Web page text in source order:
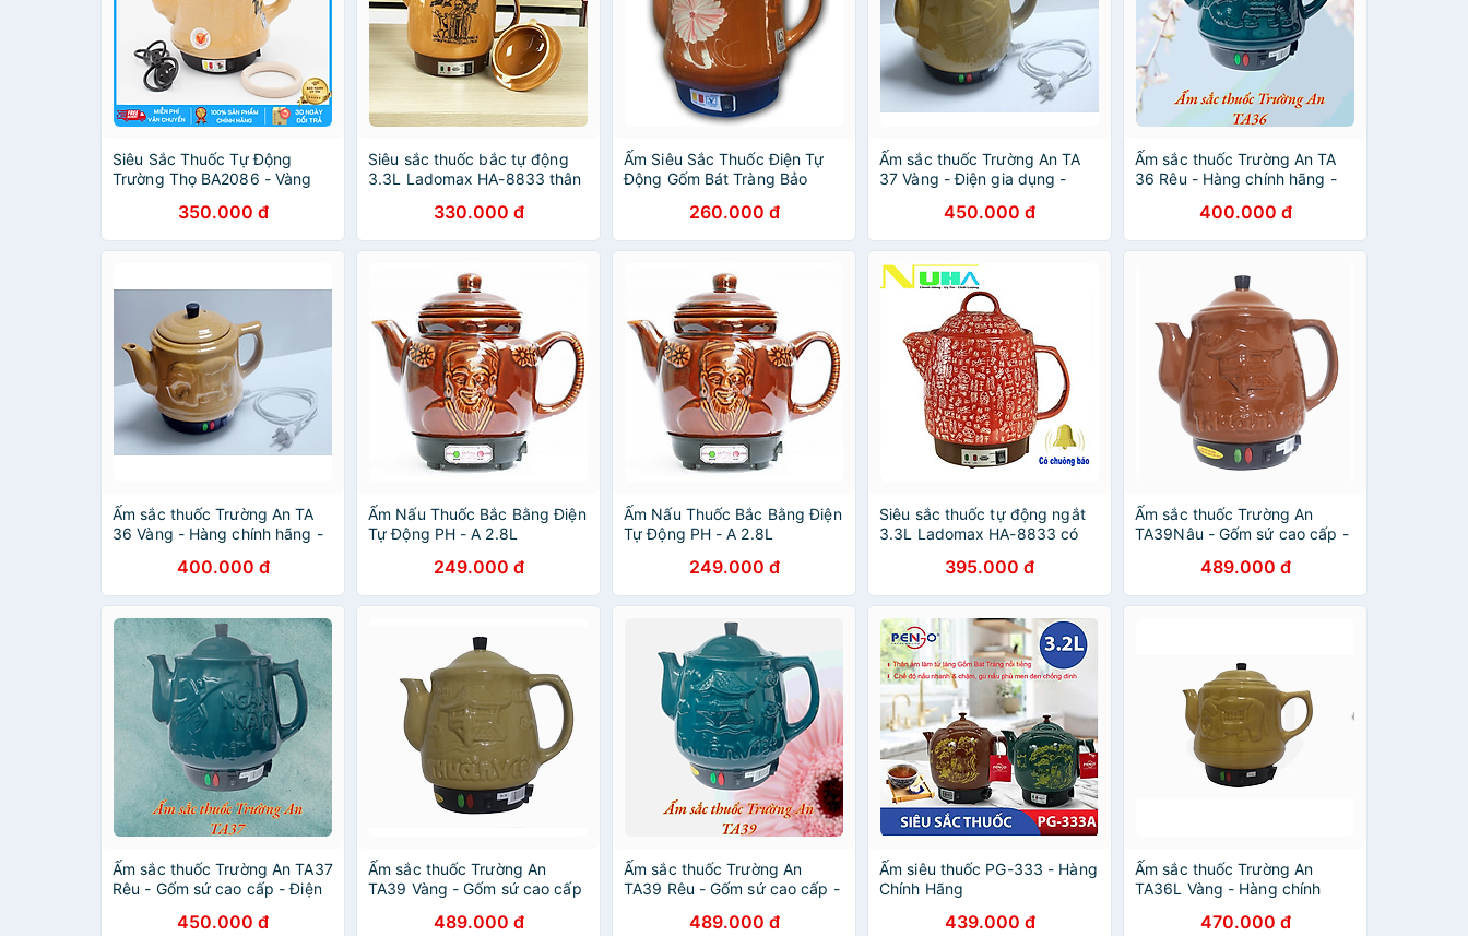
Siêu Sắc Thuốc Tự Động
Trường Thọ BA2086 - Vàng
350.000 đ
Siêu sắc thuốc bắc tự động
3.3L Ladomax HA-8833 thân
chính hãng330.000 đ
Ấm Siêu Sắc Thuốc Điện Tự
Động Gốm Bát Tràng Bảo
368T (5 lít) - Màu Ngẫu Nhiên
- Hàng Chính Hãng
260.000 đ
Ấm sắc thuốc Trường An TA
37 Vàng - Điện gia dụng -
450.000 đ
Ấm sắc thuốc Trường An TA
36 Rêu - Hàng chính hãng -
dụng - Siêu thuốc
400.000 đ
Ấm sắc thuốc Trường An TA
36 Vàng - Hàng chính hãng -
dụng - Siêu thuốc
400.000 đ
Ấm Nấu Thuốc Bắc Bằng Điện
Tự Động PH - A 2.8L
249.000 đ
Ấm Nấu Thuốc Bắc Bằng Điện
Tự Động PH - A 2.8L
249.000 đ
Siêu sắc thuốc tự động ngắt
3.3L Ladomax HA-8833 có
ấm tự chuyển sang chế độ
hâm-Hàng chính hãng
395.000 đ
Ấm sắc thuốc Trường An
TA39Nâu - Gốm sứ cao cấp -
489.000 đ
Ấm sắc thuốc Trường An TA37
Rêu - Gốm sứ cao cấp - Điện
450.000 đ
Ấm sắc thuốc Trường An
TA39 Vàng - Gốm sứ cao cấp
489.000 đ
Ấm sắc thuốc Trường An
TA39 Rêu - Gốm sứ cao cấp -
489.000 đ
Ấm siêu thuốc PG-333 - Hàng
Chính Hãng
439.000 đ
Ấm sắc thuốc Trường An
TA36L Vàng - Hàng chính
470.000 đ